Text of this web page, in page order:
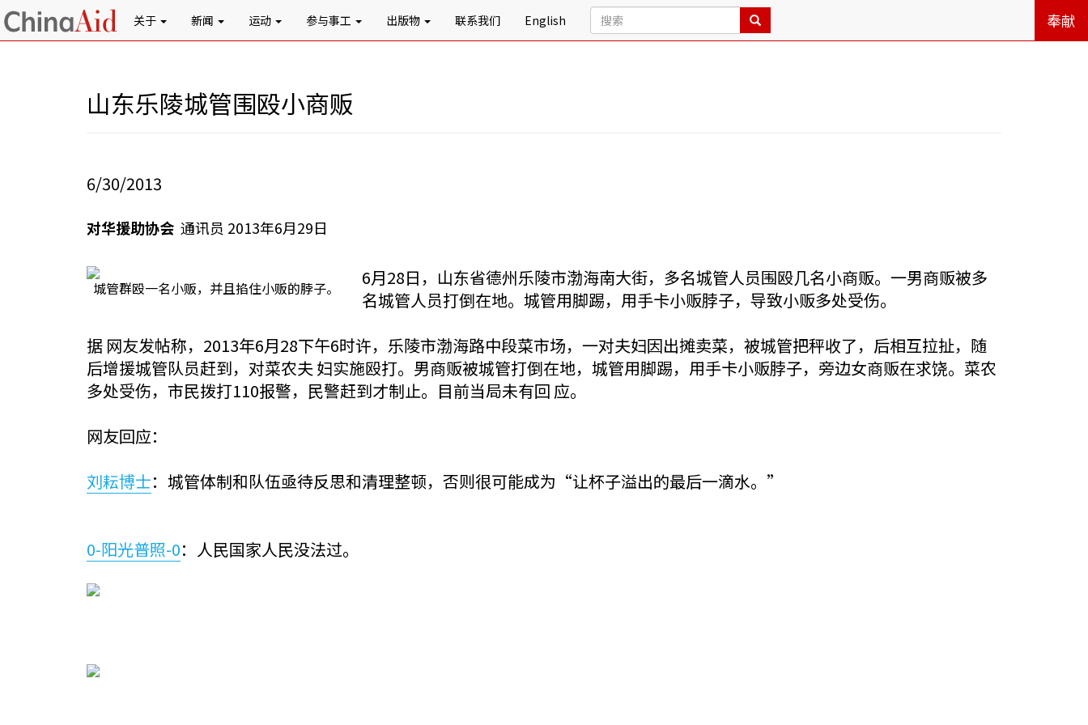
关于 新闻 运动 参与事工 出版物 联系我们 English 奉献
山东乐陵城管围殴小商贩
6/30/2013
对华援助协会 通讯员 2013年6月29日
城管群殴一名小贩，并且掐住小贩的脖子。
6月28日，山东省德州乐陵市渤海南大街，多名城管人员围殴几名小商贩。一男商贩被多
名城管人员打倒在地。城管用脚踢，用手卡小贩脖子，导致小贩多处受伤。
据 网友发帖称，2013年6月28下午6时许，乐陵市渤海路中段菜市场，一对夫妇因出摊卖菜，被城管把秤收了，后相互拉扯，随
后增援城管队员赶到，对菜农夫 妇实施殴打。男商贩被城管打倒在地，城管用脚踢，用手卡小贩脖子，旁边女商贩在求饶。菜农
多处受伤，市民拨打110报警，民警赶到才制止。目前当局未有回 应。
网友回应：
刘耘博士：城管体制和队伍亟待反思和清理整顿，否则很可能成为“让杯子溢出的最后一滴水。”
0-阳光普照-0：人民国家人民没法过。